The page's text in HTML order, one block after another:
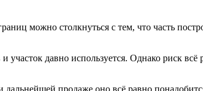
можно столкнуться с тем, что часть
давно используется. Однако риск всё
продаже оно всё равно